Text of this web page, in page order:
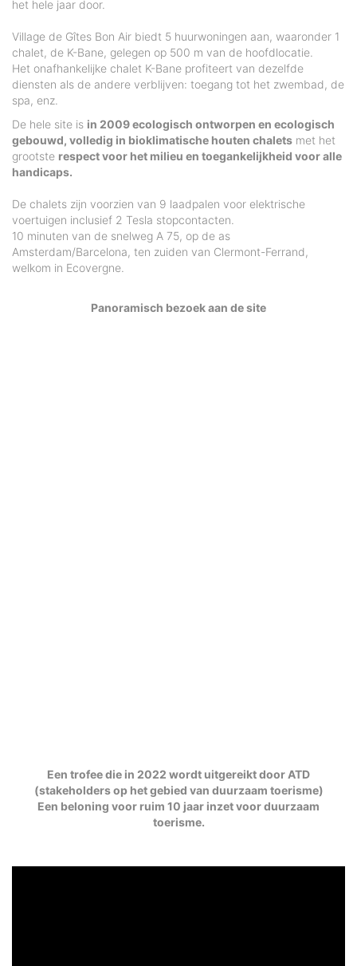
het hele jaar door.
Village de Gîtes Bon Air biedt 5 huurwoningen aan, waaronder 1
chalet, de K-Bane, gelegen op 500 m van de hoofdlocatie.
Het onafhankelijke chalet K-Bane profiteert van dezelfde
diensten als de andere verblijven: toegang tot het zwembad, de
spa, enz.
De hele site is in 2009 ecologisch ontworpen en ecologisch
gebouwd, volledig in bioklimatische houten chalets met het
grootste respect voor het milieu en toegankelijkheid voor alle
handicaps.
De chalets zijn voorzien van 9 laadpalen voor elektrische
voertuigen inclusief 2 Tesla stopcontacten.
10 minuten van de snelweg A 75, op de as
Amsterdam/Barcelona, ten zuiden van Clermont-Ferrand,
welkom in Ecovergne.
Panoramisch bezoek aan de site
Een trofee die in 2022 wordt uitgereikt door ATD
(stakeholders op het gebied van duurzaam toerisme)
Een beloning voor ruim 10 jaar inzet voor duurzaam
toerisme.